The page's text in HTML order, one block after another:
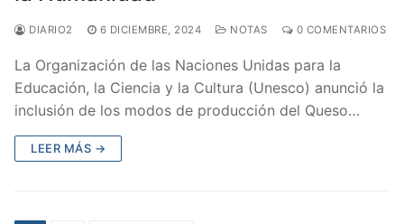
DIARIO2 6 DICIEMBRE, 2024 NOTAS 0 COMENTARIOS
La Organización de las Naciones Unidas para la
Educación, la Ciencia y la Cultura (Unesco) anunció la
inclusión de los modos de producción del Queso…
LEER MÁS →